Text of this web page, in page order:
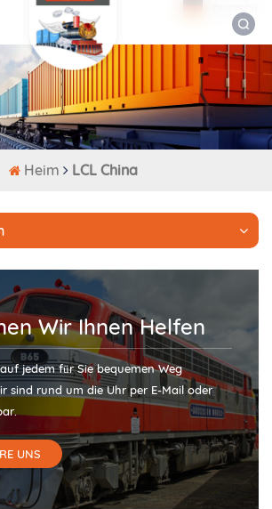
Heim LCL China
Wir Ihnen Helfen
jedem für Sie bequemen Weg
sind rund um die Uhr per E-Mail oder
UNS